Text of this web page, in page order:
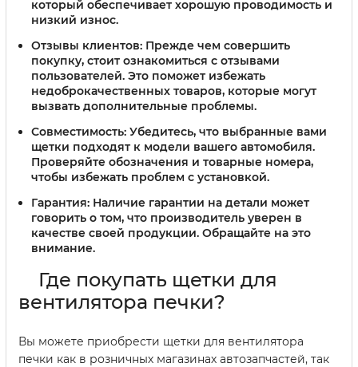
который обеспечивает хорошую проводимость и
низкий износ.
Отзывы клиентов: Прежде чем совершить
покупку, стоит ознакомиться с отзывами
пользователей. Это поможет избежать
недоброкачественных товаров, которые могут
вызвать дополнительные проблемы.
Совместимость: Убедитесь, что выбранные вами
щетки подходят к модели вашего автомобиля.
Проверяйте обозначения и товарные номера,
чтобы избежать проблем с установкой.
Гарантия: Наличие гарантии на детали может
говорить о том, что производитель уверен в
качестве своей продукции. Обращайте на это
внимание.
Где покупать щетки для
вентилятора печки?
Вы можете приобрести щетки для вентилятора
печки как в розничных магазинах автозапчастей, так